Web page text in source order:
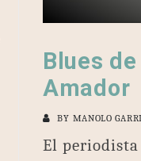
Blues
Amador
BY MANOLO
El periodista